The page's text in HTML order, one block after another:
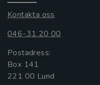
Kontakta oss
046-31 20 00
Postadress:
Box 141
221 00 Lund